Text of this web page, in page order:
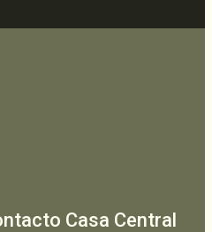
Casa Central